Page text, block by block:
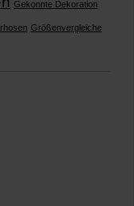
Gekonnte Dekoration
Größenvergleiche